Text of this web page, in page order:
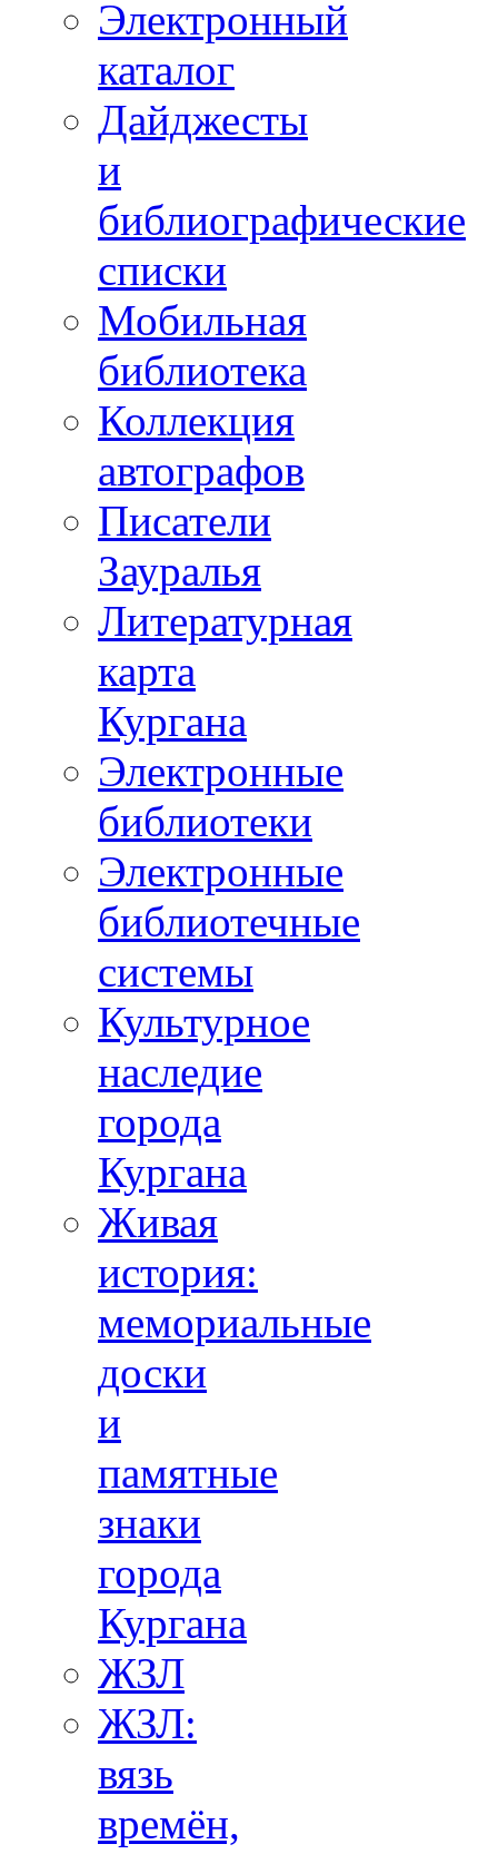
Электронный
каталог
Дайджесты
и
библиографические
списки
Мобильная
библиотека
Коллекция
автографов
Писатели
Зауралья
Литературная
карта
Кургана
Электронные
библиотеки
Электронные
библиотечные
системы
Культурное
наследие
города
Кургана
Живая
история:
мемориальные
доски
и
памятные
знаки
города
Кургана
ЖЗЛ
ЖЗЛ:
вязь
времён,